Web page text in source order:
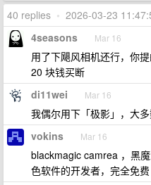
40 replies • 2026-03-23
4seasons Mar 16
用了下飓风相机还行，你
20 块钱买断
di11wei Mar 16
我偶尔用下「极影」，大多
vokins Mar 16
blackmagic camrea ，黑
色软件的开发者，完全免费